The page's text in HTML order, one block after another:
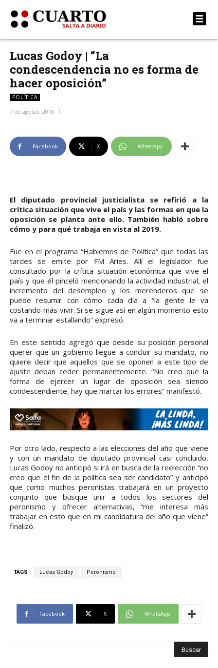
Lucas Godoy | “La
condescendencia no es forma de
hacer oposición”
POLÍTICA
7 de agosto, 2018
Facebook X WhatsApp
El diputado provincial justicialista se refirió a la
crítica situación que vive el país y las formas en que la
oposición se planta ante ello. También habló sobre
cómo y para qué trabaja en vista al 2019.
Fue en el programa “Hablemos de Política” que todas las
tardes se emite por FM Aries. Allí el legislador fue
consultado por la crítica situación económica que vive el
país y que él pinceló mencionando la actividad industrial, el
incremento del desempleo y los merenderos que se
puede resumir con cómo cada día a “la gente le va
costando más vivir. Si se sigue así en algún momento esto
va a terminar estallando” expresó.
En este sentido agregó que desde su posición personal
querer que un gobierno llegue a concluir su mandato, no
quiere decir que aquellos que se oponen a este tipo de
ajuste deban ceder permanentemente. “No creo que la
forma de ejercer un lugar de oposición sea siendo
condescendiente, hay que marcar los errores” manifestó.
Por otro lado, respecto a las elecciones del año que viene
y con un mandato de diputado provincial casi concluido,
Lucas Godoy no anticipó si irá en busca de la reelección “no
creo que el fin de la política sea ser candidato” y anticipó
que como muchos peronistas trabajará en un proyecto
conjunto que busque unir a todos los sectores del
peronismo y ofrecer alternativas, “me interesa más
trabajar en esto que en mi candidatura del año que viene”
finalizó.
TAGS Lucas Godoy Peronismo
Facebook X WhatsApp